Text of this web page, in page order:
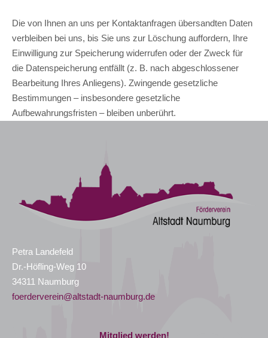
Die von Ihnen an uns per Kontaktanfragen übersandten Daten
verbleiben bei uns, bis Sie uns zur Löschung auffordern, Ihre
Einwilligung zur Speicherung widerrufen oder der Zweck für
die Datenspeicherung entfällt (z. B. nach abgeschlossener
Bearbeitung Ihres Anliegens). Zwingende gesetzliche
Bestimmungen – insbesondere gesetzliche
Aufbewahrungsfristen – bleiben unberührt.
Petra Landefeld
Dr.-Höfling-Weg 10
34311 Naumburg
foerderverein@altstadt-naumburg.de
Mitglied werden!